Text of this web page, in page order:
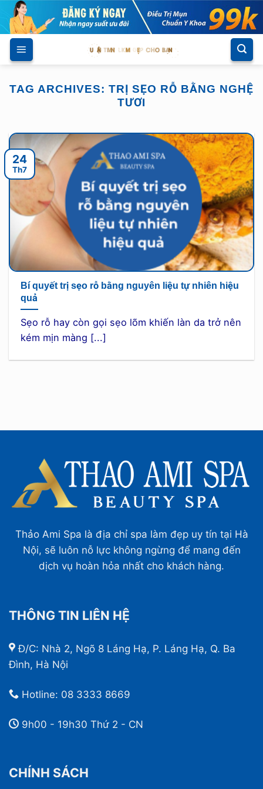
Skip
to
content
TAG ARCHIVES: TRỊ SẸO RỖ BẰNG NGHỆ
TƯƠI
Bí quyết trị sẹo rỗ bằng nguyên liệu tự nhiên hiệu
quả
Sẹo rỗ hay còn gọi sẹo lõm khiến làn da trở nên
kém mịn màng [...]
24
Th7
Thảo Ami Spa là địa chỉ spa làm đẹp uy tín tại Hà
Nội, sẽ luôn nỗ lực không ngừng để mang đến
dịch vụ hoàn hỏa nhất cho khách hàng.
THÔNG TIN LIÊN HỆ
Đ/C: Nhà 2, Ngõ 8 Láng Hạ, P. Láng Hạ, Q. Ba
Đình, Hà Nội
Hotline: 08 3333 8669
9h00 - 19h30 Thứ 2 - CN
CHÍNH SÁCH